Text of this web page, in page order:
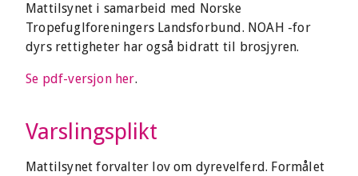
Mattilsynet i samarbeid med Norske
Tropefuglforeningers Landsforbund. NOAH -for
dyrs rettigheter har også bidratt til brosjyren.
Se pdf-versjon her.
Varslingsplikt
Mattilsynet forvalter lov om dyrevelferd. Formålet